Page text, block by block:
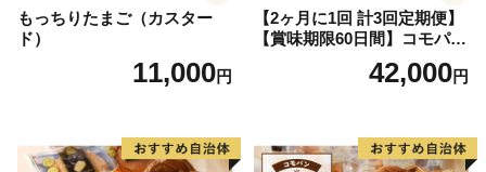
もっちりたまご（カスター
ド）
11,000円
【2ヶ月に1回 計3回定期便】
【賞味期限60日間】コモパ
ン ふるさとクロワッサンセ
ット（計90個）／災害用備蓄
42,000円